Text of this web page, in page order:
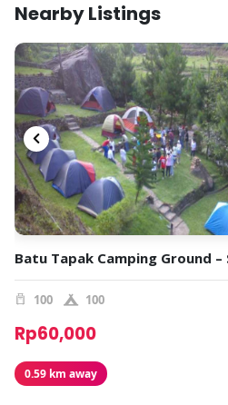
Nearby Listings
Batu Tapak Camping Ground –
100 100
Rp60,000
0.59 km away